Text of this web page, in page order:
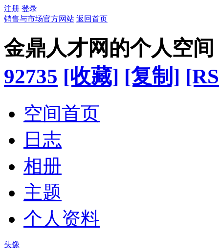
注册 登录
销售与市场官方网站 返回首页
金鼎人才网的个人空间
92735 [收藏] [复制]
空间首页
日志
相册
主题
个人资料
头像